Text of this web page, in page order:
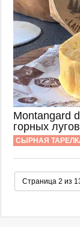
Montangard
горных
СЫРНАЯ
Страница 2 из